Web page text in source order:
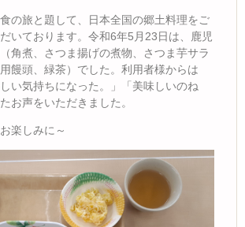
の旅と題して、日本全国の郷土料理をご
いております。令和6年5月23日は、鹿児
角煮、さつま揚げの煮物、さつま芋サラ
饅頭、緑茶）でした。利用者様からは
しい気持ちになった。」「美味しいのね
お声をいただきました。
楽しみに～